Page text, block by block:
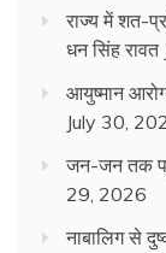
राज्य में शत-
धन सिंह रावत
आयुष्मान
July 30,
जन-जन तक
29, 2026
नाबालिग से